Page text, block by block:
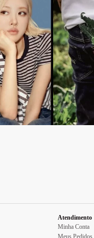
Atendimento
Minha Conta
Meus Pedidos